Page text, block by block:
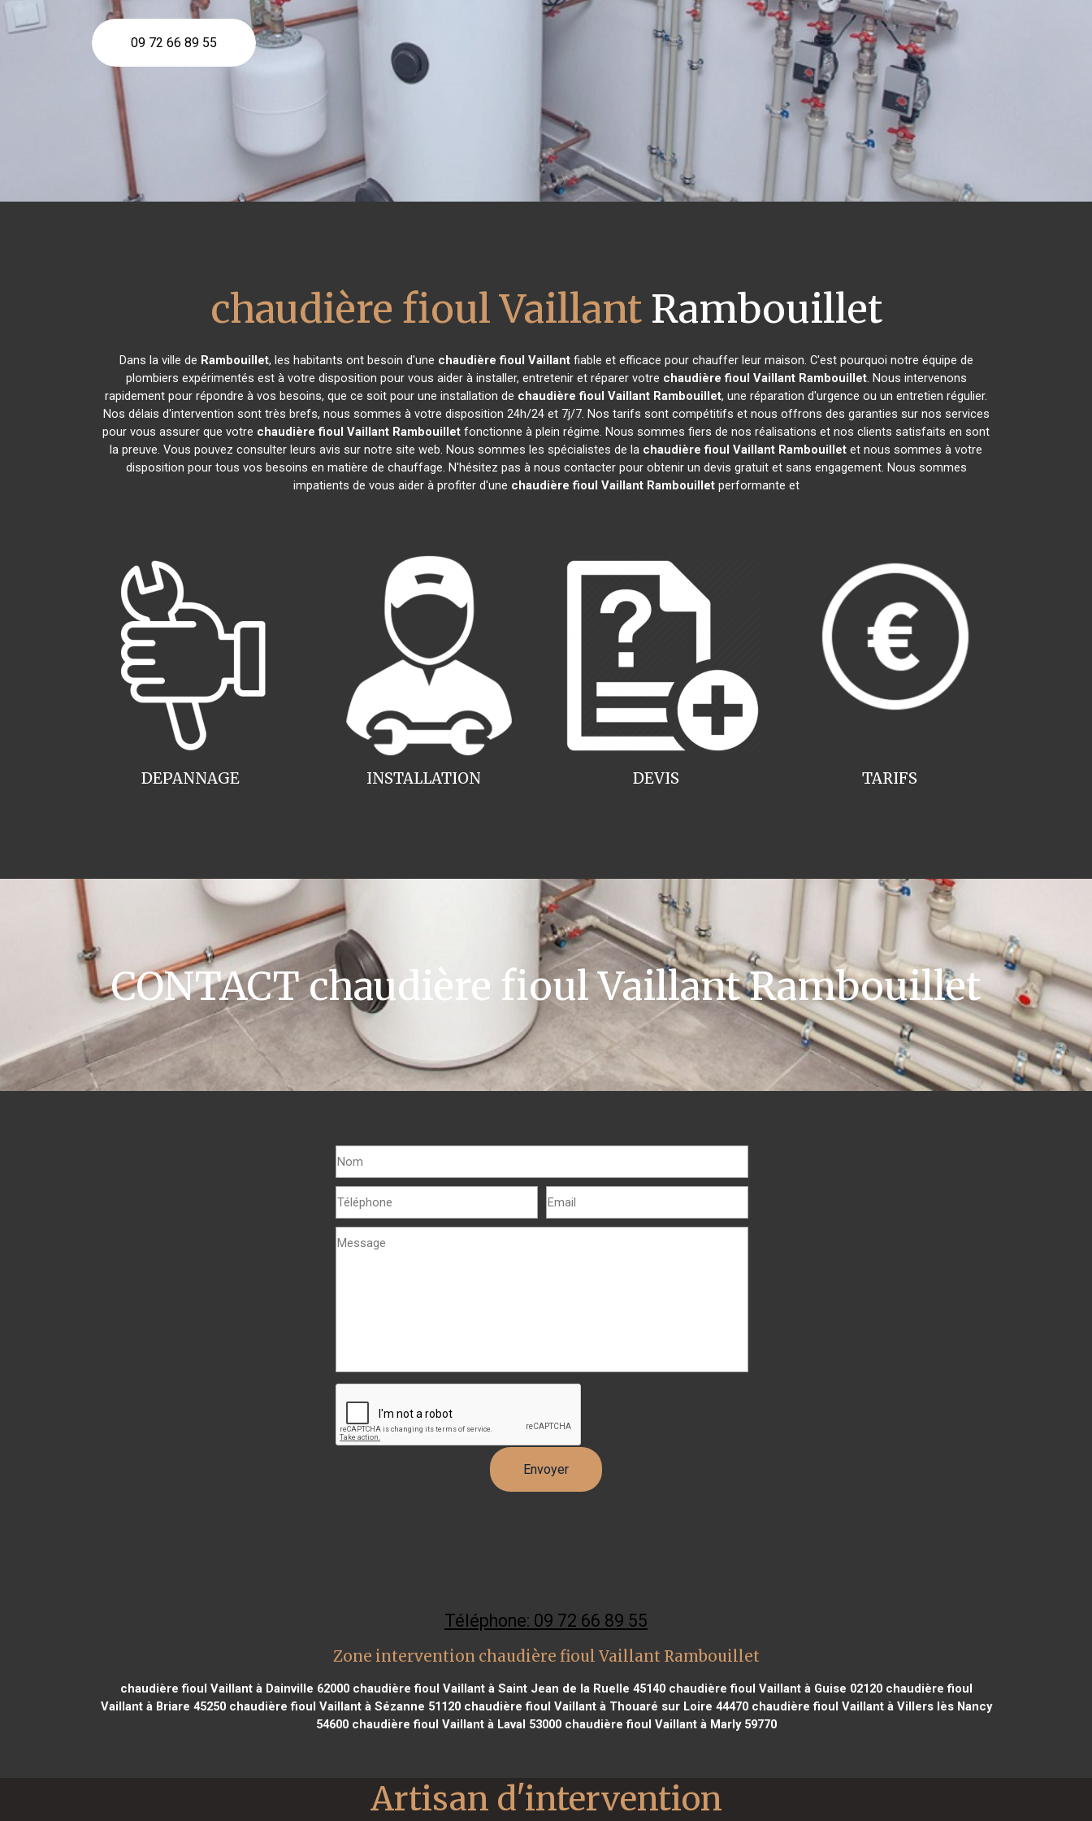
09 72 66 89 55
chaudière fioul VaillantRambouillet
Dans la ville de Rambouillet, les habitants ont besoin d'une chaudière fioul Vaillantfiable et efficace pour chauffer leur maison. C'est pourquoi notre équipe de
plombiers expérimentés est à votre disposition pour vous aider à installer, entretenir et réparer votre chaudière fioul Vaillant Rambouillet. Nous intervenons
rapidement pour répondre à vos besoins, que ce soit pour une installation de chaudière fioul Vaillant Rambouillet, une réparation d'urgence ou un entretien régulier.
Nos délais d'intervention sont très brefs, nous sommes à votre disposition 24h/24 et 7j/7. Nos tarifs sont compétitifs et nous offrons des garanties sur nos services
pour vous assurer que votre chaudière fioul Vaillant Rambouillet fonctionne à plein régime. Nous sommes fiers de nos réalisations et nos clients satisfaits en sont
la preuve. Vous pouvez consulter leurs avis sur notre site web. Nous sommes les spécialistes de la chaudière fioul Vaillant Rambouillet et nous sommes à votre
disposition pour tous vos besoins en matière de chauffage. N'hésitez pas à nous contacter pour obtenir un devis gratuit et sans engagement. Nous sommes
impatients de vous aider à profiter d'une chaudière fioul Vaillant Rambouilletperformante et
INSTALLATION
DEPANNAGE TARIFS
DEVIS
CONTACT chaudière fioul Vaillant Rambouillet
Téléphone: 09 72 66 89 55
Zone intervention chaudière fioul Vaillant Rambouillet
chaudière fioul Vaillant à Dainville 62000chaudière fioul Vaillant à Saint Jean de la Ruelle 45140chaudière fioul Vaillant à Guise 02120chaudière fioul
Vaillant à Briare 45250chaudière fioul Vaillant à Sézanne 51120chaudière fioul Vaillant à Thouaré sur Loire 44470chaudière fioul Vaillant à Villers lès Nancy
54600chaudière fioul Vaillant à Laval 53000chaudière fioul Vaillant à Marly 59770
Artisan d'intervention